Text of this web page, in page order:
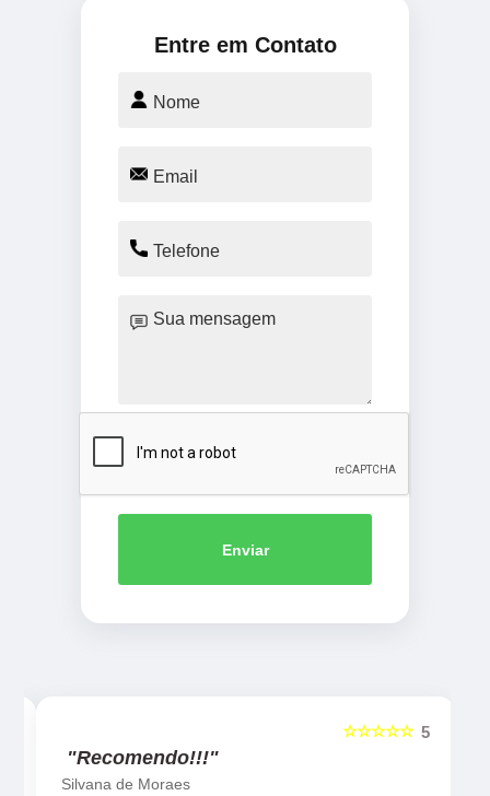
Entre em Contato
Enviar
5
☆☆☆☆☆
"Recomendo!!!"
Silvana de Moraes